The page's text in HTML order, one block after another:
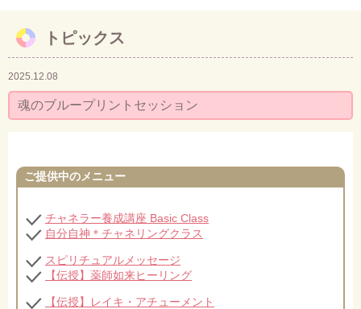
作品販売
イベント・セミナー・お茶会
セミナー・お茶会のご依頼
◆ブログ
プライバシーポリシー
トピックス
2025.12.08
魂のブループリントセッション
ご提供中のメニュー
チャネラー養成講座 Basic Class
自分自神＊チャネリングクラス
スピリチュアルメッセージ
【伝授】薬師如来ヒーリング
【伝授】レイキ・アチューメント